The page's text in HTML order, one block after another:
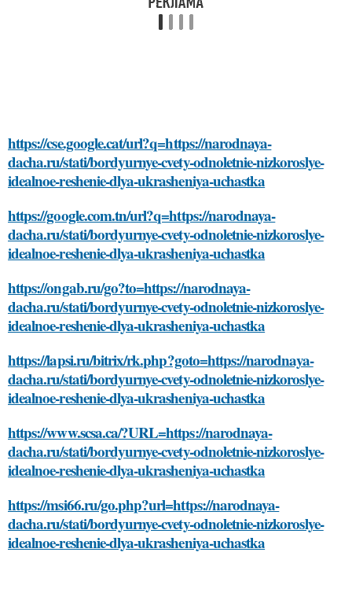
https://cse.google.cat/url?q=https://narodnaya-
dacha.ru/stati/bordyurnye-cvety-odnoletnie-nizkoroslye-
idealnoe-reshenie-dlya-ukrasheniya-uchastka
https://google.com.tn/url?q=https://narodnaya-
dacha.ru/stati/bordyurnye-cvety-odnoletnie-nizkoroslye-
idealnoe-reshenie-dlya-ukrasheniya-uchastka
https://ongab.ru/go?to=https://narodnaya-
dacha.ru/stati/bordyurnye-cvety-odnoletnie-nizkoroslye-
idealnoe-reshenie-dlya-ukrasheniya-uchastka
https://lapsi.ru/bitrix/rk.php?goto=https://narodnaya-
dacha.ru/stati/bordyurnye-cvety-odnoletnie-nizkoroslye-
idealnoe-reshenie-dlya-ukrasheniya-uchastka
https://www.scsa.ca/?URL=https://narodnaya-
dacha.ru/stati/bordyurnye-cvety-odnoletnie-nizkoroslye-
idealnoe-reshenie-dlya-ukrasheniya-uchastka
https://msi66.ru/go.php?url=https://narodnaya-
dacha.ru/stati/bordyurnye-cvety-odnoletnie-nizkoroslye-
idealnoe-reshenie-dlya-ukrasheniya-uchastka